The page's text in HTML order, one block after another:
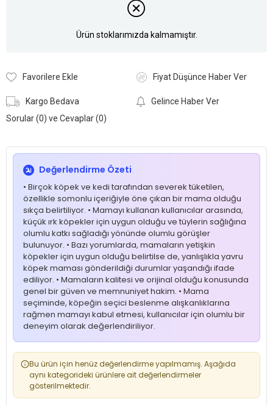
Ürün stoklarımızda kalmamıştır.
Favorilere Ekle Fiyat Düşünce Haber Ver
Kargo Bedava
Gelince Haber Ver
Sorular (0) ve Cevaplar (0)
Değerlendirme Özeti
• Birçok köpek ve kedi tarafından severek tüketilen,
özellikle somonlu içeriğiyle öne çıkan bir mama olduğu
sıkça belirtiliyor. • Mamayı kullanan kullanıcılar arasında,
küçük ırk köpekler için uygun olduğu ve tüylerin sağlığına
olumlu katkı sağladığı yönünde olumlu görüşler
bulunuyor. • Bazı yorumlarda, mamaların yetişkin
köpekler için uygun olduğu belirtilse de, yanlışlıkla yavru
köpek maması gönderildiği durumlar yaşandığı ifade
ediliyor. • Mamaların kalitesi ve orijinal olduğu konusunda
genel bir güven ve memnuniyet hakim. • Mama
seçiminde, köpeğin seçici beslenme alışkanlıklarına
rağmen mamayı kabul etmesi, kullanıcılar için olumlu bir
deneyim olarak değerlendiriliyor.
Bu ürün için henüz değerlendirme yapılmamış. Aşağıda
aynı kategorideki ürünlere ait değerlendirmeler
gösterilmektedir.